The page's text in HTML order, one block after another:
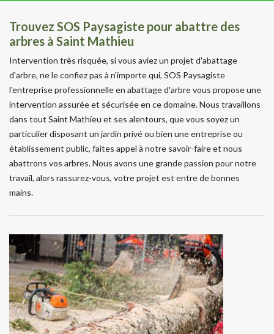
Trouvez SOS Paysagiste pour abattre des
arbres à Saint Mathieu
Intervention très risquée, si vous aviez un projet d'abattage
d'arbre, ne le confiez pas à n'importe qui, SOS Paysagiste
l'entreprise professionnelle en abattage d'arbre vous propose une
intervention assurée et sécurisée en ce domaine. Nous travaillons
dans tout Saint Mathieu et ses alentours, que vous soyez un
particulier disposant un jardin privé ou bien une entreprise ou
établissement public, faites appel à notre savoir-faire et nous
abattrons vos arbres. Nous avons une grande passion pour notre
travail, alors rassurez-vous, votre projet est entre de bonnes
mains.